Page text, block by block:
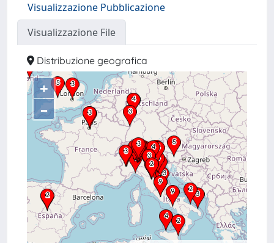
Visualizzazione Pubblicazione
Visualizzazione File
Distribuzione geografica
+
–